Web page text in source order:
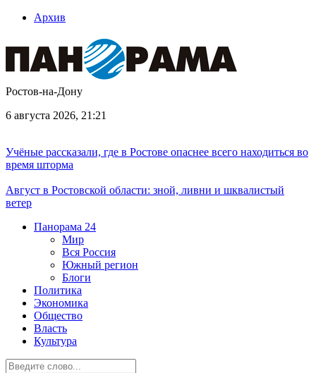
Архив
Ростов-на-Дону
6 августа 2026, 21:21
Учёные рассказали, где в Ростове опаснее всего находиться во
время шторма
Август в Ростовской области: зной, ливни и шквалистый
ветер
Панорама 24
Мир
Вся Россия
Южный регион
Блоги
Политика
Экономика
Общество
Власть
Культура